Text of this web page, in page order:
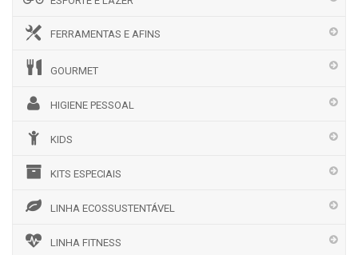
FERRAMENTAS E AFINS
GOURMET
HIGIENE PESSOAL
KIDS
KITS ESPECIAIS
LINHA ECOSSUSTENTÁVEL
LINHA FITNESS